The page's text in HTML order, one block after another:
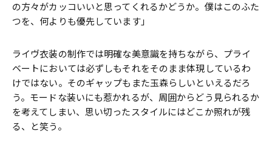
の方々がカッコいいと思ってくれるかどうか。僕はこのふた
つを、何よりも優先しています」
ライヴ衣装の制作では明確な美意識を持ちながら、プライ
ベートにおいては必ずしもそれをそのまま体現しているわ
けではない。そのギャップもまた玉森らしいといえるだろ
う。モードな装いにも惹かれるが、周囲からどう見られるか
を考えてしまい、思い切ったスタイルにはどこか照れが残
る、と笑う。